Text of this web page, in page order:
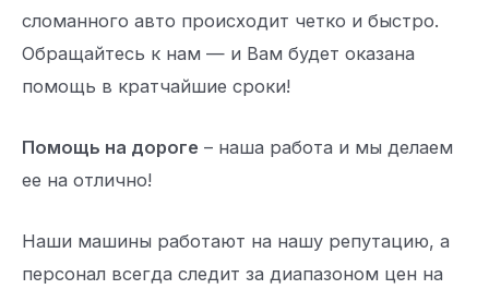
сломанного авто происходит четко и быстро.
Обращайтесь к нам — и Вам будет оказана
помощь в кратчайшие сроки!
Помощь на дороге – наша работа и мы делаем
ее на отлично!
Наши машины работают на нашу репутацию, а
персонал всегда следит за диапазоном цен на